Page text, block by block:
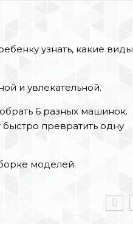
узнать, какие виды
и увлекательной.
6 разных машинок.
превратить одну
моделей.